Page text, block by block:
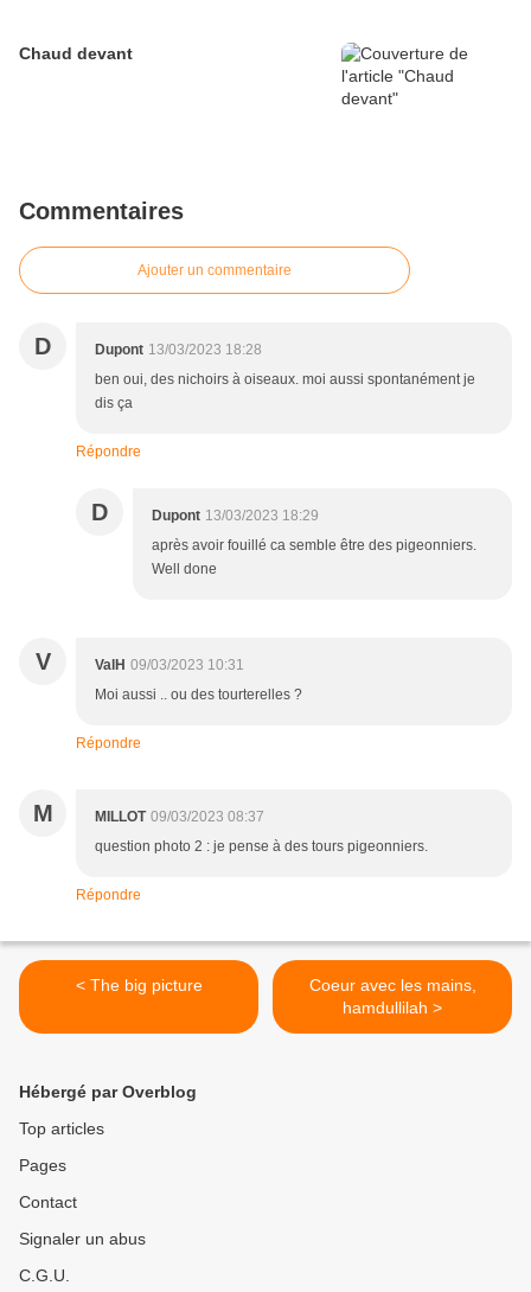
Chaud devant
Commentaires
Ajouter un commentaire
D Dupont 13/03/2023 18:28
ben oui, des nichoirs à oiseaux. moi aussi spontanément je
dis ça
Répondre
D Dupont 13/03/2023 18:29
après avoir fouillé ca semble être des pigeonniers.
Well done
V ValH 09/03/2023 10:31
Moi aussi .. ou des tourterelles ?
Répondre
M MILLOT 09/03/2023 08:37
question photo 2 : je pense à des tours pigeonniers.
Répondre
< The big picture
Coeur avec les mains,
hamdullilah >
Hébergé par Overblog
Top articles
Pages
Contact
Signaler un abus
C.G.U.